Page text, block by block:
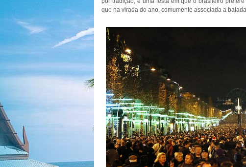
que na virada do ano, comumente associada a